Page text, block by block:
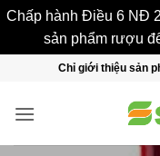
Chấp hành Điều 6 NĐ
sản phẩm rượu
nội
Chỉ giới thiệu sản